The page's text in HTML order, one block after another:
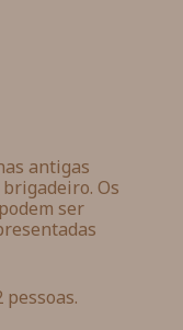
antigas
Os
ser